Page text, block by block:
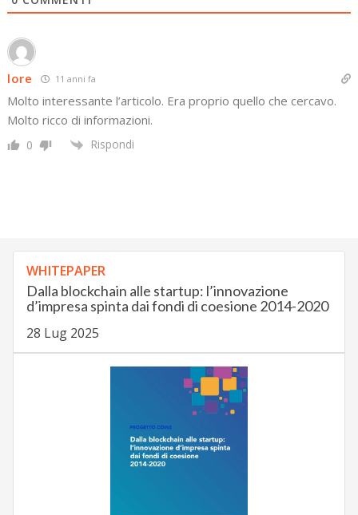
lore 11 anni fa
Molto interessante l’articolo. Era proprio quello che cercavo.
Molto ricco di informazioni.
0 Rispondi
WHITEPAPER
Dalla blockchain alle startup: l’innovazione
d’impresa spinta dai fondi di coesione 2014-2020
28 Lug 2025